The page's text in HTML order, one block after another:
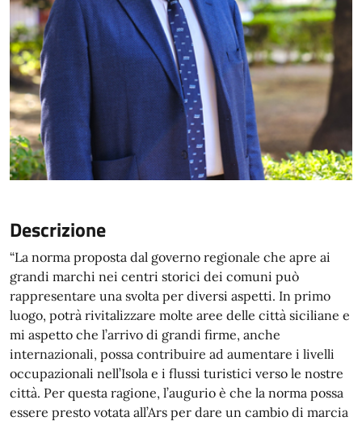
Descrizione
“La norma proposta dal governo regionale che apre ai
grandi marchi nei centri storici dei comuni può
rappresentare una svolta per diversi aspetti. In primo
luogo, potrà rivitalizzare molte aree delle città siciliane e
mi aspetto che l’arrivo di grandi firme, anche
internazionali, possa contribuire ad aumentare i livelli
occupazionali nell’Isola e i flussi turistici verso le nostre
città. Per questa ragione, l’augurio è che la norma possa
essere presto votata all’Ars per dare un cambio di marcia